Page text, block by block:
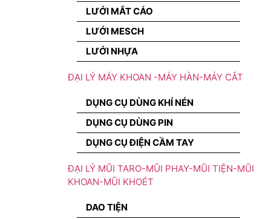
LƯỚI MẮT CÁO
LƯỚI MESCH
LƯỚI NHỰA
ĐẠI LÝ MÁY KHOAN -MÁY HÀN-MÁY CẮT
DỤNG CỤ DÙNG KHÍ NÉN
DỤNG CỤ DÙNG PIN
DỤNG CỤ ĐIỆN CẦM TAY
ĐẠI LÝ MŨI TARO-MŨI PHAY-MŨI TIỆN-MŨI
KHOAN-MŨI KHOÉT
DAO TIỆN